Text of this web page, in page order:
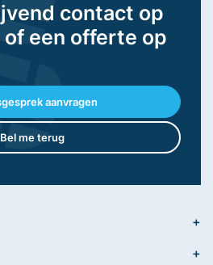
contact op
een offerte op
aanvragen
Bel me terug